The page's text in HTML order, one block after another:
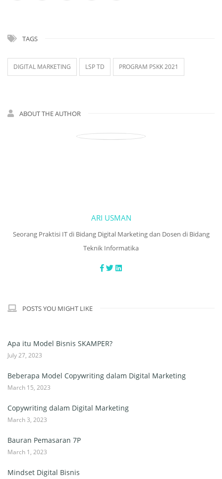
TAGS
DIGITAL MARKETING LSP TD PROGRAM PSKK 2021
ABOUT THE AUTHOR
ARI USMAN
Seorang Praktisi IT di Bidang Digital Marketing dan Dosen di Bidang
Teknik Informatika
POSTS YOU MIGHT LIKE
Apa itu Model Bisnis SKAMPER?
July 27, 2023
Beberapa Model Copywriting dalam Digital Marketing
March 15, 2023
Copywriting dalam Digital Marketing
March 3, 2023
Bauran Pemasaran 7P
March 1, 2023
Mindset Digital Bisnis